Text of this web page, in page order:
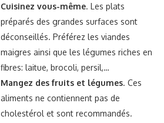
Cuisinez vous-même. Les plats
préparés des grandes surfaces sont
déconseillés. Préférez les viandes
maigres ainsi que les légumes riches en
fibres: laitue, brocoli, persil,…
Mangez des fruits et légumes. Ces
aliments ne contiennent pas de
cholestérol et sont recommandés.